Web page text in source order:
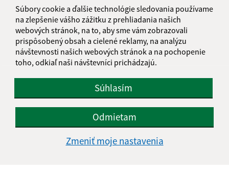
Súbory cookie a ďalšie technológie sledovania používame
na zlepšenie vášho zážitku z prehliadania našich
webových stránok, na to, aby sme vám zobrazovali
prispôsobený obsah a cielené reklamy, na analýzu
návštevnosti našich webových stránok a na pochopenie
toho, odkiaľ naši návštevníci prichádzajú.
Súhlasím
Odmietam
Zmeniť moje nastavenia
informatika@kosice-dh.sk
+421 55 300 90 01
IČO: 00690988